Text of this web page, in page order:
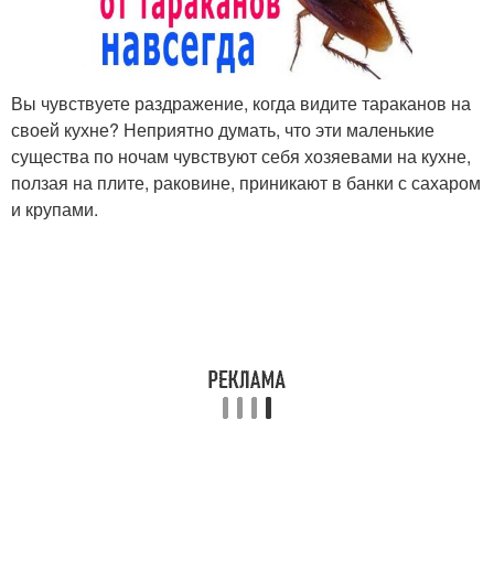
Вы чувствуете раздражение, когда видите тараканов на
своей кухне? Неприятно думать, что эти маленькие
существа по ночам чувствуют себя хозяевами на кухне,
ползая на плите, раковине, приникают в банки с сахаром
и крупами.